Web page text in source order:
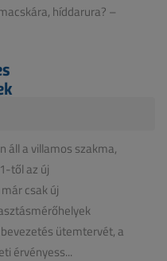
híddarura? –
áll a villamos szakma,
től az új
csak új
ütemtervét, a
érvényess...